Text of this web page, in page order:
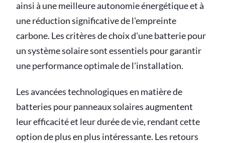
ainsi à une meilleure autonomie énergétique et à
une réduction significative de l'empreinte
carbone. Les critères de choix d'une batterie pour
un système solaire sont essentiels pour garantir
une performance optimale de l'installation.
Les avancées technologiques en matière de
batteries pour panneaux solaires augmentent
leur efficacité et leur durée de vie, rendant cette
option de plus en plus intéressante. Les retours